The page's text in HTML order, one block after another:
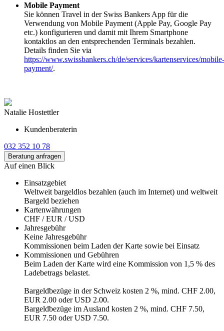
Mobile Payment
Sie können Travel in der Swiss Bankers App für die
Verwendung von Mobile Payment (Apple Pay, Google Pay
etc.) konfigurieren und damit mit Ihrem Smartphone
kontaktlos an den entsprechenden Terminals bezahlen.
Details finden Sie via
https://www.swissbankers.ch/de/services/kartenservices/mobile-
payment/.
Natalie Hostettler
Kundenberaterin
032 352 10 78
Beratung anfragen
Auf einen Blick
Einsatzgebiet
Weltweit bargeldlos bezahlen (auch im Internet) und weltweit
Bargeld beziehen
Kartenwährungen
CHF / EUR / USD
Jahresgebühr
Keine Jahresgebühr
Kommissionen beim Laden der Karte sowie bei Einsatz
Kommissionen und Gebühren
Beim Laden der Karte wird eine Kommission von 1,5 % des
Ladebetrags belastet.
Bargeldbezüge in der Schweiz kosten 2 %, mind. CHF 2.00,
EUR 2.00 oder USD 2.00.
Bargeldbezüge im Ausland kosten 2 %, mind. CHF 7.50,
EUR 7.50 oder USD 7.50.